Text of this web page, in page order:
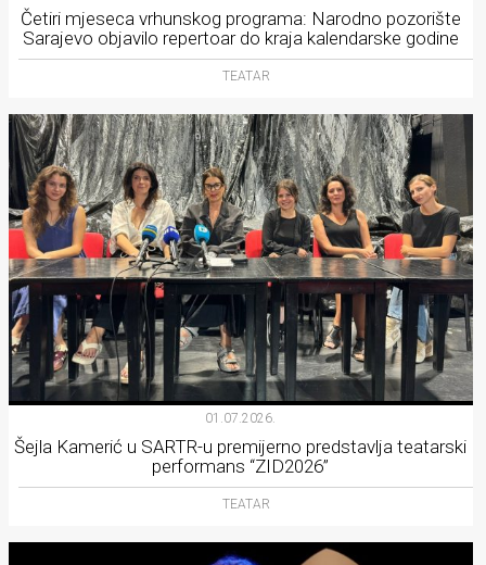
Četiri mjeseca vrhunskog programa: Narodno pozorište
Sarajevo objavilo repertoar do kraja kalendarske godine
TEATAR
01.07.2026.
Šejla Kamerić u SARTR-u premijerno predstavlja teatarski
performans “ZID2026”
TEATAR